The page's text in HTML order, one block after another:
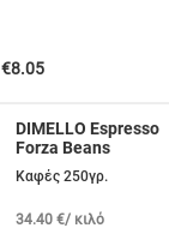
€8.05
DIMELLO Espresso
Forza Beans
Καφές 250γρ.
34.40 €/ κιλό